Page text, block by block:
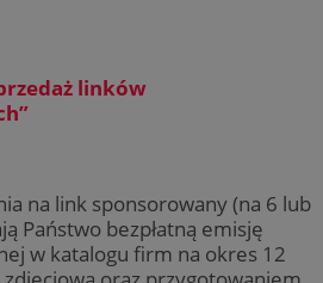
linków
na link sponsorowany (na 6 lub
Państwo bezpłatną emisję
w katalogu firm na okres 12